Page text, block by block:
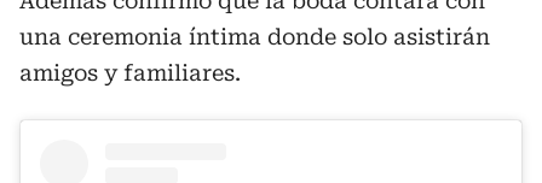
una ceremonia íntima donde solo asistirán
amigos y familiares.